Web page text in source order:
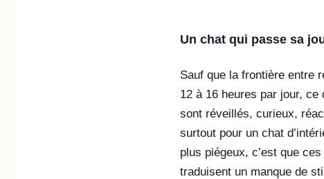
Un chat qui passe sa
Sauf que la frontière entre
12 à 16 heures par jour,
sont réveillés, curieux,
surtout pour un chat
plus piégeux, c’est que
traduisent un manque de